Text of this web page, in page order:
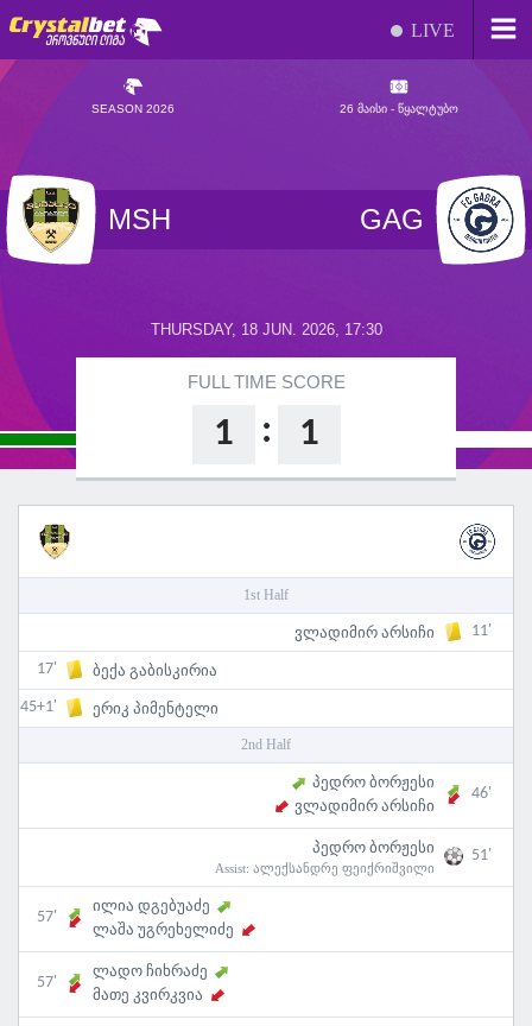
LIVE
SEASON 2026 26 ᲛᲐᲘᲡᲘ - ᲬᲧᲐᲚᲢᲣᲑᲝ
MSH GAG
THURSDAY, 18 JUN. 2026, 17:30
FULL TIME SCORE
1 : 1
1st Half
ვლადიმირ არსიჩი 11'
17' ბექა გაბისკირია
45+1' ერიკ პიმენტელი
2nd Half
პედრო ბორჟესი
ვლადიმირ არსიჩი
46'
პედრო ბორჟესი
Assist: ალექსანდრე ფეიქრიშვილი
51'
57'
ილია დგებუაძე
ლაშა უგრეხელიძე
57'
ლადო ჩიხრაძე
მათე კვირკვია